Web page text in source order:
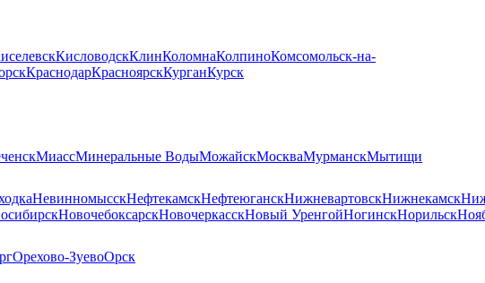
КисловодскКлинКоломнаКолпиноКомсомольск-на-
КраснодарКрасноярскКурганКурск
МиассМинеральные ВодыМожайскМоскваМурманскМытищи
НевинномысскНефтекамскНефтеюганскНижневартовскНижнекамск
НовочебоксарскНовочеркасскНовый УренгойНогинскНорильск
Орехово-ЗуевоОрск